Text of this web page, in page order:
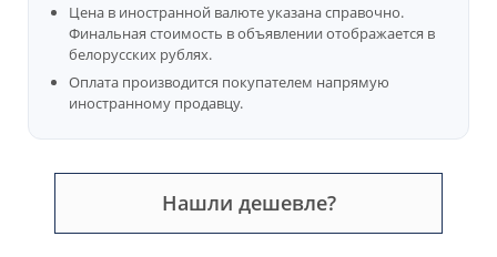
Цена в иностранной валюте указана справочно.
Финальная стоимость в объявлении отображается в
белорусских рублях.
Оплата производится покупателем напрямую
иностранному продавцу.
Нашли дешевле?